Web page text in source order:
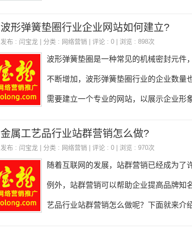
号、规格、特点、用途等信息。2.使用演
波形弹簧垫圈行业企业网站如何建立?
发布 : 闫宝龙 | 分类 : 网络营销 | 评论 : 0 | 浏览 : 898次
波形弹簧垫圈是一种常见的机械密封元件
不断增加，波形弹簧垫圈行业的企业数量
需要建立一个专业的网站，以展示企业形
站的颜色搭配应该符合企业的形象和产品
金属工艺品行业站群营销怎么做?
发布 : 闫宝龙 | 分类 : 网络营销 | 评论 : 0 | 浏览 : 970次
随着互联网的发展，站群营销已经成为了
例外，站群营销可以帮助企业提高品牌知
艺品行业站群营销怎么做呢？下面就来介